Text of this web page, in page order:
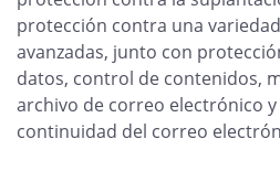
protección contra una
avanzadas, junto con
datos, control de contenidos,
archivo de correo electrónico
continuidad del correo